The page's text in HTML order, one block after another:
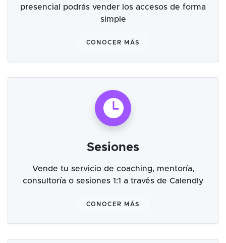
presencial podrás vender los accesos de forma
simple
CONOCER MÁS
Sesiones
Vende tu servicio de coaching, mentoría,
consultoría o sesiones 1:1 a través de Calendly
CONOCER MÁS